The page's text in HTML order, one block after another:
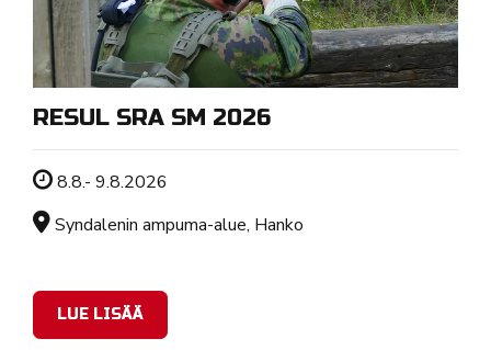
RESUL SRA SM 2026
Tapahtuman ajankohta
8.8.- 9.8.2026
Sijainti
Syndalenin ampuma-alue, Hanko
LUE LISÄÄ